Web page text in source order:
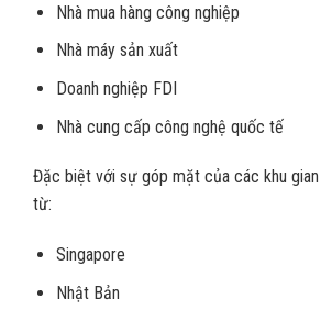
Nhà mua hàng công nghiệp
Nhà máy sản xuất
Doanh nghiệp FDI
Nhà cung cấp công nghệ quốc tế
Đặc biệt với sự góp mặt của các khu
từ:
Singapore
Nhật Bản